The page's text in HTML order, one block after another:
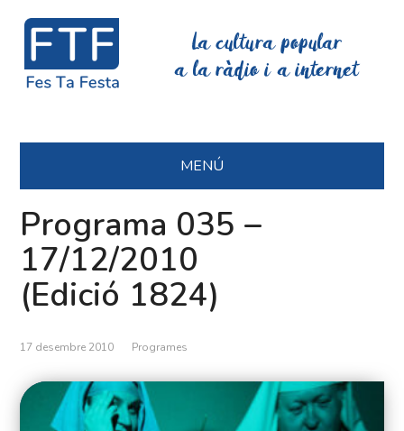
La cultura popular
a la ràdio i a internet
MENÚ
Programa 035 –
17/12/2010
(Edició 1824)
17 desembre 2010 Programes